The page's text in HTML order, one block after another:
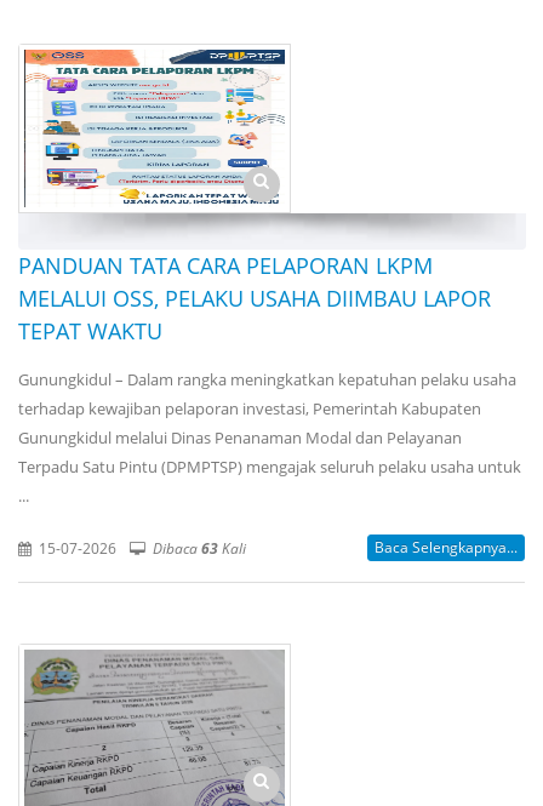
PANDUAN TATA CARA PELAPORAN LKPM
MELALUI OSS, PELAKU USAHA DIIMBAU LAPOR
TEPAT WAKTU
Gunungkidul – Dalam rangka meningkatkan kepatuhan pelaku usaha
terhadap kewajiban pelaporan investasi, Pemerintah Kabupaten
Gunungkidul melalui Dinas Penanaman Modal dan Pelayanan
Terpadu Satu Pintu (DPMPTSP) mengajak seluruh pelaku usaha untuk
...
15-07-2026 Dibaca63Kali Baca Selengkapnya...